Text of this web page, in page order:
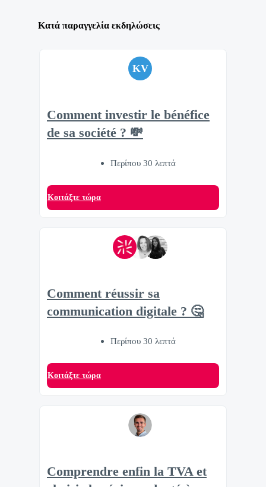
Κατά παραγγελία εκδηλώσεις
KV
Comment investir le bénéfice
de sa société ? 💸
Περίπου 30 λεπτά
Κοιτάξτε τώρα
Comment réussir sa
communication digitale ? 🤔
Περίπου 30 λεπτά
Κοιτάξτε τώρα
Comprendre enfin la TVA et